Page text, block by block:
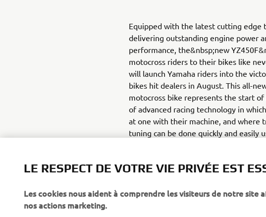
Equipped with the latest cutting edge
delivering outstanding engine power
performance, the&nbsp;new
motocross riders to their bikes like
will launch Yamaha riders into the
bikes hit dealers in August. This all-
motocross bike represents the start
of advanced racing technology in
at one with their machine, and where
tuning can be done quickly and easily
LE RESPECT DE VOTRE VIE PRIVÉE EST
Les cookies nous aident à comprendre les visiteurs de notre
nos actions marketing.